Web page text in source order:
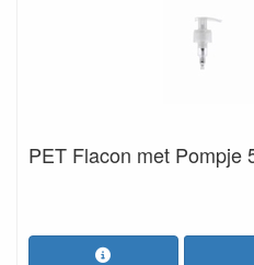
PET Flacon met Pompje